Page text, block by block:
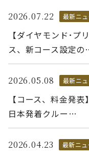
2026.07.22 最新ニュ
【ダイヤモンド･プ
ス、新コース設定
2026.05.08 最新ニュ
【コース、料金発
日本発着クルー…
2026.04.23 最新ニュ